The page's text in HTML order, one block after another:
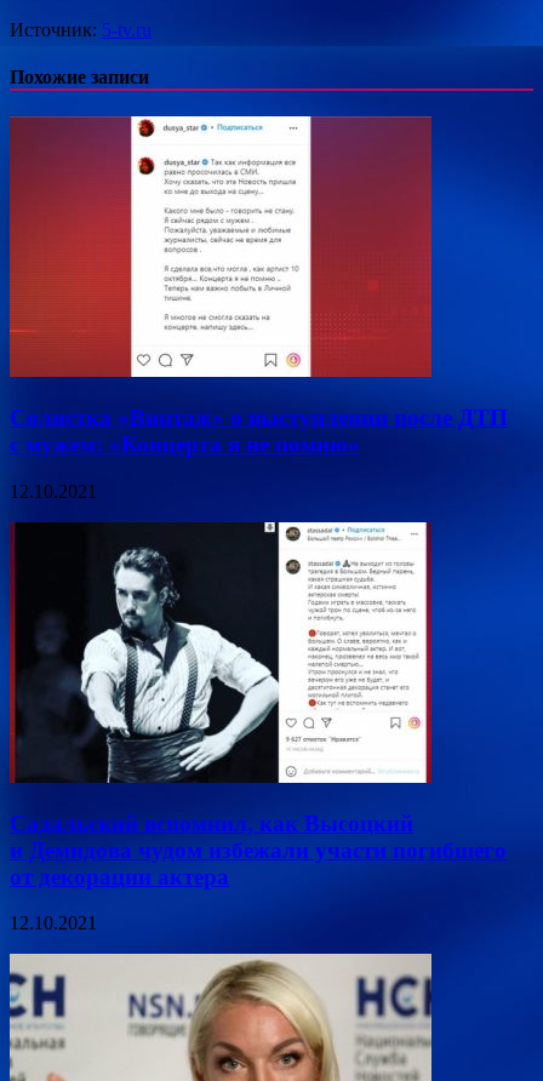
Источник: 5-tv.ru
Похожие записи
Солистка «Винтаж» о выступлении после ДТП
с мужем: «Концерта я не помню»
12.10.2021
Садальский вспомнил, как Высоцкий
и Демидова чудом избежали участи погибшего
от декорации актера
12.10.2021